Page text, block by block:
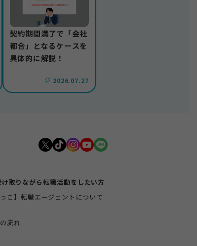
契約期間満了で「会社
都合」となるケースを
具体的に解説！
2026.07.27
取りながら転職活動をしたい方
っこ】転職エージェントについて
流れ